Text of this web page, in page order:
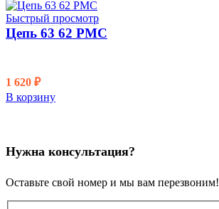
Быстрый просмотр
Цепь 63 62 PMC
1 620 ₽
В корзину
Нужна консультация?
Оставьте свой номер и мы вам перезвоним!